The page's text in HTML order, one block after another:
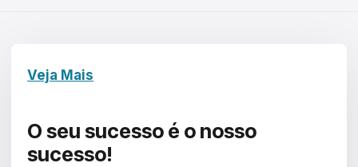
Slovenčina
العربية
Veja Mais
O seu sucesso é o nosso
sucesso!